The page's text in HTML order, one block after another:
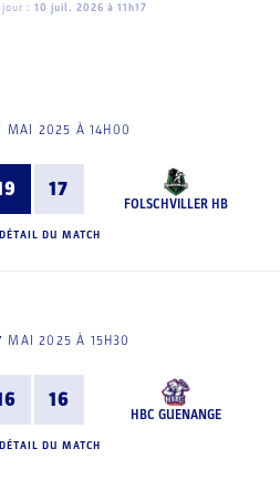
jour : 10 juil. 2026 à 11h17
MAI 2025 À 14H00
17
FOLSCHVILLER HB
DU MATCH
MAI 2025 À 15H30
16
HBC GUENANGE
DU MATCH